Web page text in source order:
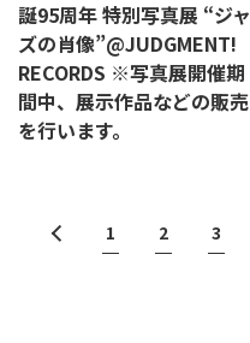
誕95周年 特別写真展 “ジャ
ズの肖像”@JUDGMENT!
RECORDS ※写真展開催期
間中、展示作品などの販売
を行います。
1 2 3